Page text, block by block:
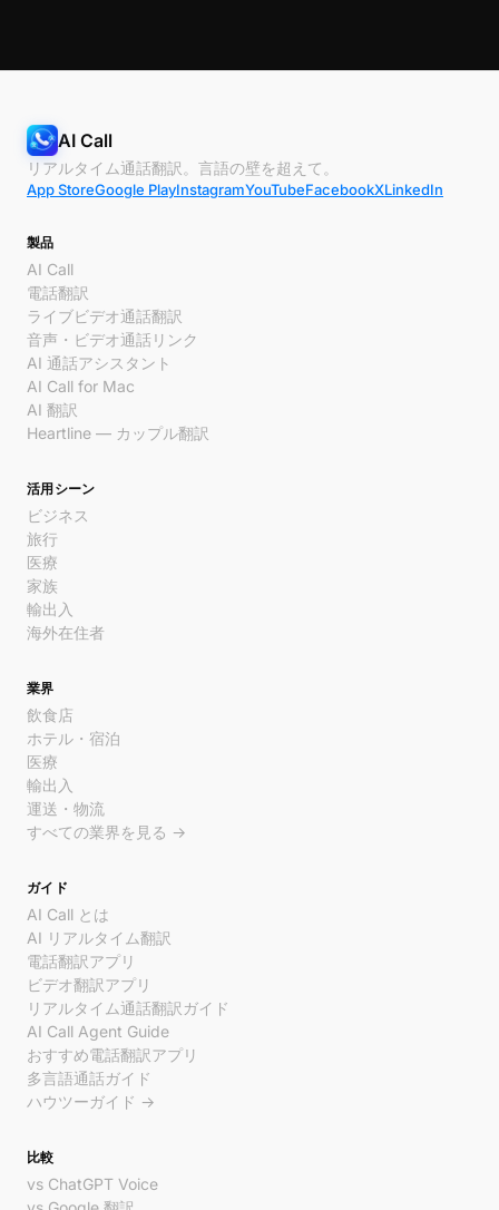
AI Call
リアルタイム通話翻訳。言語の壁を超えて。
App StoreGoogle PlayInstagramYouTubeFacebookXLinkedIn
製品
AI Call
電話翻訳
ライブビデオ通話翻訳
音声・ビデオ通話リンク
AI 通話アシスタント
AI Call for Mac
AI 翻訳
Heartline — カップル翻訳
活用シーン
ビジネス
旅行
医療
家族
輸出入
海外在住者
業界
飲食店
ホテル・宿泊
医療
輸出入
運送・物流
すべての業界を見る →
ガイド
AI Call とは
AI リアルタイム翻訳
電話翻訳アプリ
ビデオ翻訳アプリ
リアルタイム通話翻訳ガイド
AI Call Agent Guide
おすすめ電話翻訳アプリ
多言語通話ガイド
ハウツーガイド →
比較
vs ChatGPT Voice